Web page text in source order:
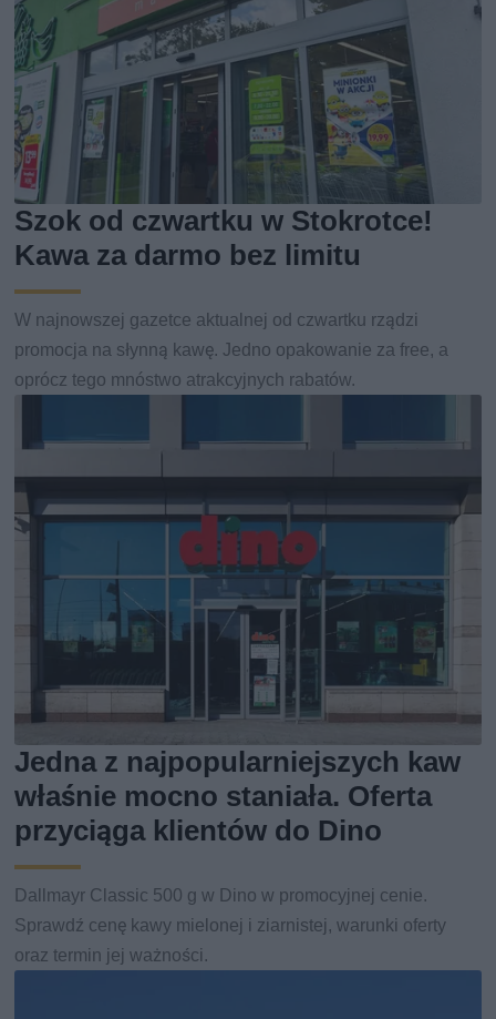
Szok od czwartku w Stokrotce!
Kawa za darmo bez limitu
W najnowszej gazetce aktualnej od czwartku rządzi
promocja na słynną kawę. Jedno opakowanie za free, a
oprócz tego mnóstwo atrakcyjnych rabatów.
Jedna z najpopularniejszych kaw
właśnie mocno staniała. Oferta
przyciąga klientów do Dino
Dallmayr Classic 500 g w Dino w promocyjnej cenie.
Sprawdź cenę kawy mielonej i ziarnistej, warunki oferty
oraz termin jej ważności.